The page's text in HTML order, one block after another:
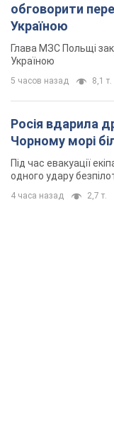
обговорити
Україною
Глава МЗС Польщі
Україною
5 часов назад 8,1 т.
Росія вдарила
Чорному морі
Під час евакуації
одного удару
4 часа назад 2,7 т.